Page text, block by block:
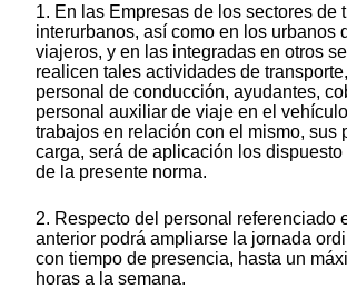
1. En las Empresas de los sectores de
interurbanos, así como en los urbanos
viajeros, y en las integradas en otros
realicen tales actividades de
personal de conducción, ayudantes,
personal auxiliar de viaje en el
trabajos en relación con el mismo, sus
carga, será de aplicación los dispuesto
de la presente norma.
2. Respecto del personal referenciado
anterior podrá ampliarse la jornada
con tiempo de presencia, hasta un
horas a la semana.